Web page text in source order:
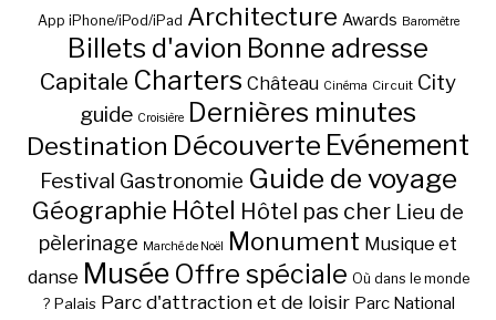
App iPhone/iPod/iPad Architecture Awards Baromètre
Billets d'avion Bonne adresse
Capitale Charters Château Cinéma Circuit City
guide Croisière Dernières minutes
Destination Découverte Evénement
Festival Gastronomie Guide de voyage
Géographie Hôtel Hôtel pas cher Lieu de
pèlerinage Marché de Noël Monument Musique et
danse Musée Offre spéciale Où dans le monde
? Palais Parc d'attraction et de loisir Parc National